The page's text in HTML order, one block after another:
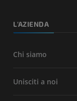
L'AZIENDA
Chi siamo
Unisciti a noi